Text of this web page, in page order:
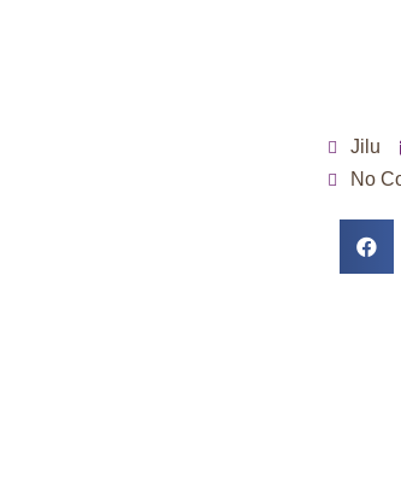
Jilu
No